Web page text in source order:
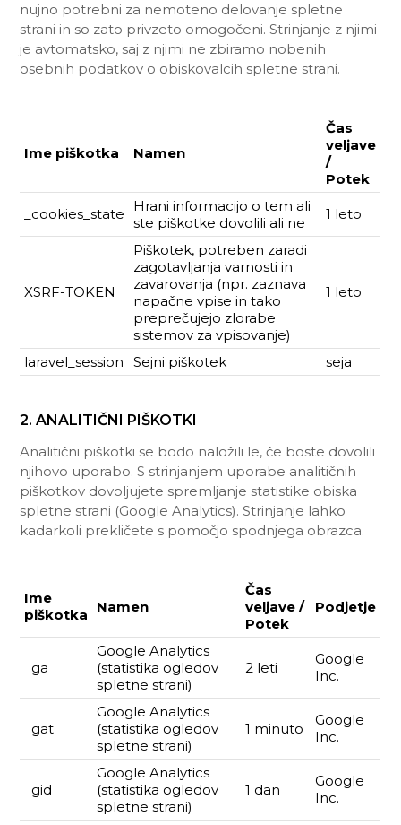
nujno potrebni za nemoteno delovanje spletne
strani in so zato privzeto omogočeni. Strinjanje z njimi
je avtomatsko, saj z njimi ne zbiramo nobenih
osebnih podatkov o obiskovalcih spletne strani.
Ime piškotka Namen
Čas
veljave
/
Potek
_cookies_state
Hrani informacijo o tem ali
ste piškotke dovolili ali ne
1 leto
XSRF-TOKEN
Piškotek, potreben zaradi
zagotavljanja varnosti in
zavarovanja (npr. zaznava
napačne vpise in tako
preprečujejo zlorabe
sistemov za vpisovanje)
1 leto
laravel_session Sejni piškotek seja
2. ANALITIČNI PIŠKOTKI
Analitični piškotki se bodo naložili le, če boste dovolili
njihovo uporabo. S strinjanjem uporabe analitičnih
piškotkov dovoljujete spremljanje statistike obiska
spletne strani (Google Analytics). Strinjanje lahko
kadarkoli prekličete s pomočjo spodnjega obrazca.
Ime
piškotka
Namen
Čas
veljave /
Potek
Podjetje
_ga
Google Analytics
(statistika ogledov
spletne strani)
2 leti
Google
Inc.
_gat
Google Analytics
(statistika ogledov
spletne strani)
1 minuto
Google
Inc.
_gid
Google Analytics
(statistika ogledov
spletne strani)
1 dan
Google
Inc.